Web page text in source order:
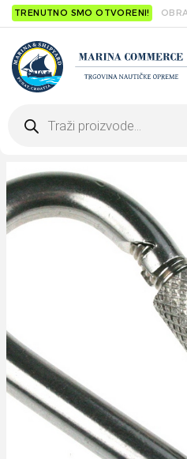
TRENUTNO SMO OTVORENI!
search